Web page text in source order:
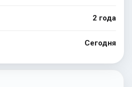
2 года
Сегодня